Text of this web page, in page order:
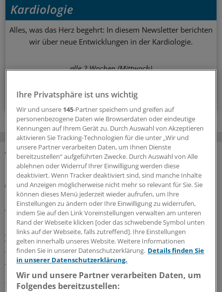
Kardiologie
Alles, was das Herz begehrt: In diesem Newsletter berichten
wir über neue Entwicklungen in der Kardiologie.
alle 2 Wochen (Mittwoch)
Zum Abonnieren bitte anmelden
MEHR ZUM THEMA
Risiko einschätzen und Lebensstil ändern
Diabetes und Vorhofflimmern: Das hilft gegen die
gefährliche Kombi
Ein Diabetes schlägt auf Nerven, Nieren, Gefäße und
Augen. Dass er auch Herzrhythmusstörungen und
Vorhofflimmern begünstigen kann, ist weniger bekannt.
Wie Sie Ihre Patientinnen und Patienten bestmöglich
versorgen.
06.08.2026
Ihre Privatsphäre ist uns wichtig
Wir und unsere 145-Partner speichern und greifen auf
personenbezogene Daten wie Browserdaten oder eindeutige
Kennungen auf Ihrem Gerät zu. Durch Auswahl von Akzeptieren
aktivieren Sie Tracking-Technologien für die unter „Wir und
unsere Partner verarbeiten Daten, um Ihnen Dienste
bereitzustellen“ aufgeführten Zwecke. Durch Auswahl von Alle
ablehnen oder Widerruf Ihrer Einwilligung werden diese
deaktiviert. Wenn Tracker deaktiviert sind, sind manche Inhalte
und Anzeigen möglicherweise nicht mehr so relevant für Sie. Sie
können dieses Menü jederzeit wieder aufrufen, um Ihre
Einstellungen zu ändern oder Ihre Einwilligung zu widerrufen,
indem Sie auf den Link Voreinstellungen verwalten am unteren
Rand der Webseite klicken [oder das schwebende Symbol unten
links auf der Webseite, falls zutreffend]. Ihre Einstellungen
gelten innerhalb unseres Website. Weitere Informationen
finden Sie in unserer Datenschutzerklärung. Details finden Sie
in unserer Datenschutzerklärung.
Wir und unsere Partner verarbeiten Daten, um
Folgendes bereitzustellen: